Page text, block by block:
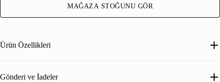
MAĞAZA STOĞUNU GÖR
Ürün Özellikleri
Gönderi ve İadeler